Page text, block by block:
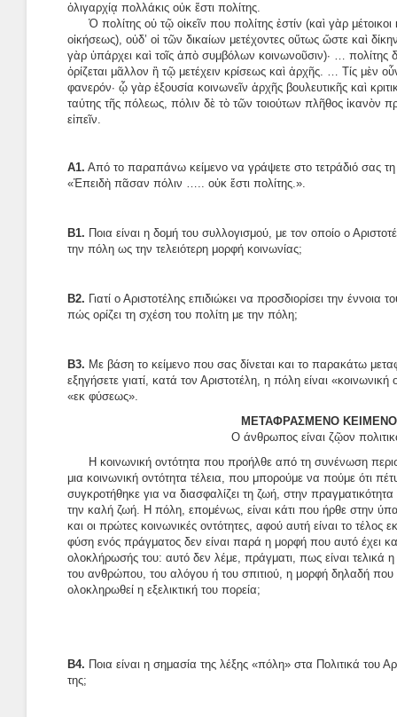
ὀλιγαρχίᾳ πολλάκις οὐκ ἔστι πολίτης.
Ὁ πολίτης οὐ τῷ οἰκεῖν που πολίτης ἐστίν (καὶ γὰρ μέτοικοι
οἰκήσεως), οὐδ’ οἱ τῶν δικαίων μετέχοντες οὕτως ὥστε καὶ
γὰρ ὑπάρχει καὶ τοῖς ἀπὸ συμβόλων κοινωνοῦσιν)· …
ὁρίζεται μᾶλλον ἢ τῷ μετέχειν κρίσεως καὶ ἀρχῆς. … Τίς μὲν
φανερόν· ᾧ γὰρ ἐξουσία κοινωνεῖν ἀρχῆς βουλευτικῆς καὶ
ταύτης τῆς πόλεως, πόλιν δὲ τὸ τῶν τοιούτων πλῆθος ἱκανὸν
εἰπεῖν.
Α1. Από το παραπάνω κείμενο να γράψετε στο τετράδιό σας
«Ἐπειδὴ πᾶσαν πόλιν ….. οὐκ ἔστι πολίτης.».
Β1. Ποια είναι η δομή του συλλογισμού, με τον οποίο ο
την πόλη ως την τελειότερη μορφή κοινωνίας;
Β2. Γιατί ο Αριστοτέλης επιδιώκει να προσδιορίσει την έννοια
πώς ορίζει τη σχέση του πολίτη με την πόλη;
Β3. Με βάση το κείμενο που σας δίνεται και το παρακάτω
εξηγήσετε γιατί, κατά τον Αριστοτέλη, η πόλη είναι «κοινωνική
«εκ φύσεως».
ΜΕΤΑΦΡΑΣΜΕΝΟ ΚΕΙΜΕΝΟ
Ο άνθρωπος είναι ζῷον
Η κοινωνική οντότητα που προήλθε από τη συνένωση
μια κοινωνική οντότητα τέλεια, που μπορούμε να πούμε ότι
συγκροτήθηκε για να διασφαλίζει τη ζωή, στην
την καλή ζωή. Η πόλη, επομένως, είναι κάτι που ήρθε στην
και οι πρώτες κοινωνικές οντότητες, αφού αυτή είναι το τέλος
φύση ενός πράγματος δεν είναι παρά η μορφή που αυτό έχει
ολοκλήρωσής του: αυτό δεν λέμε, πράγματι, πως είναι
του ανθρώπου, του αλόγου ή του σπιτιού, η μορφή δηλαδή που
ολοκληρωθεί η εξελικτική του πορεία;
Β4. Ποια είναι η σημασία της λέξης «πόλη» στα Πολιτικά του
της;